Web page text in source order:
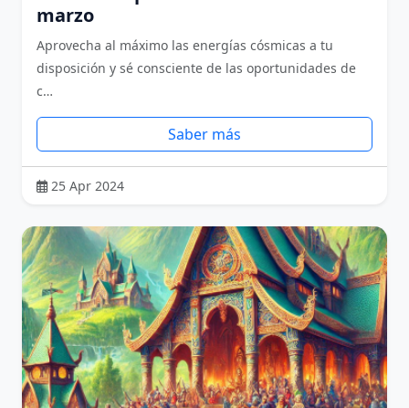
marzo
Aprovecha al máximo las energías cósmicas a tu
disposición y sé consciente de las oportunidades de
c…
Saber más
25 Apr 2024